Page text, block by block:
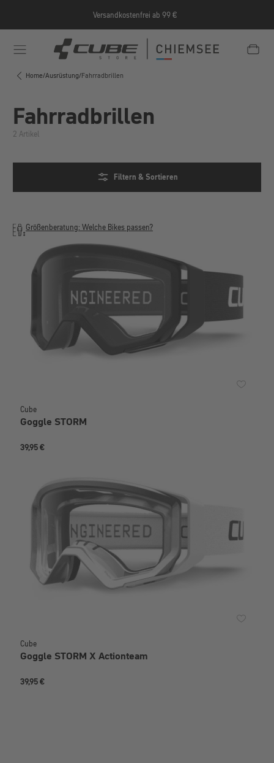
Versandkostenfrei ab 99 €
Home/Ausrüstung/Fahrradbrillen
Fahrradbrillen
2 Artikel
Filtern & Sortieren
Größenberatung: Welche Bikes passen?
Cube
Goggle STORM
39,95 €
Cube
Goggle STORM X Actionteam
39,95 €